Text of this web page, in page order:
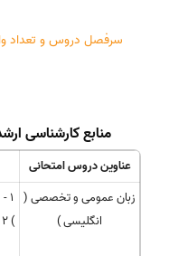
سرفصل دروس و تعداد
منابع کارشناسی
عناوین دروس امتحانی
زبان عمومی و تخصصی (
انگلیسی )